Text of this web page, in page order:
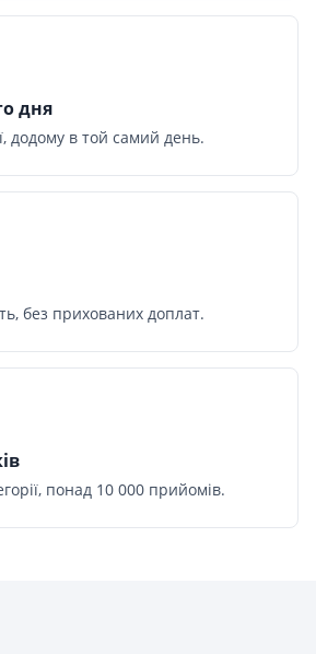
дня
додому в той самий день.
без прихованих доплат.
понад 10 000 прийомів.